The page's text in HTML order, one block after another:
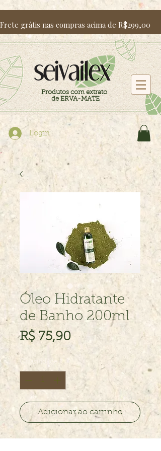
Frete grátis nas compras acima de R$299,00
Produtos com extrato
de ERVA-MATE
Login
Óleo Hidratante
de Banho 200ml
R$ 75,90Preço
Quantidade *
Adicionar ao carrinho